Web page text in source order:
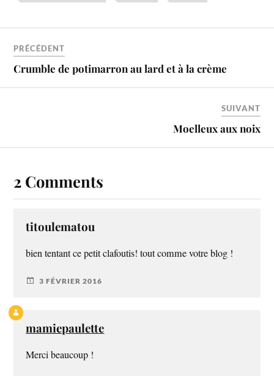
PRÉCÉDENT
Crumble de potimarron au lard et à la crème
SUIVANT
Moelleux aux noix
2 Comments
titoulematou
bien tentant ce petit clafoutis! tout comme votre blog !
3 FÉVRIER 2016
mamiepaulette
Merci beaucoup !